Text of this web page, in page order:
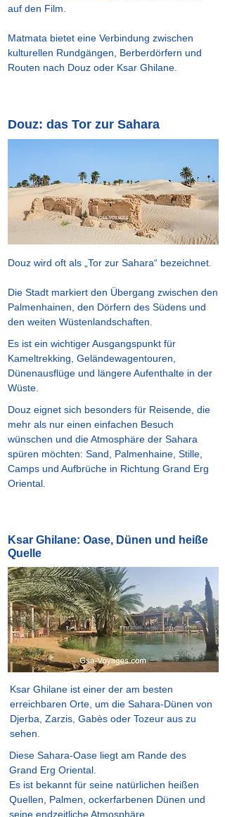
auf den Film.
Matmata bietet eine Verbindung zwischen
kulturellen Rundgängen, Berberdörfern und
Routen nach Douz oder Ksar Ghilane.
Douz: das Tor zur Sahara
Douz wird oft als „Tor zur Sahara“ bezeichnet.
Die Stadt markiert den Übergang zwischen den
Palmenhainen, den Dörfern des Südens und
den weiten Wüstenlandschaften.
Es ist ein wichtiger Ausgangspunkt für
Kameltrekking, Geländewagentouren,
Dünenausflüge und längere Aufenthalte in der
Wüste.
Douz eignet sich besonders für Reisende, die
mehr als nur einen einfachen Besuch
wünschen und die Atmosphäre der Sahara
spüren möchten: Sand, Palmenhaine, Stille,
Camps und Aufbrüche in Richtung Grand Erg
Oriental.
Ksar Ghilane: Oase, Dünen und heiße
Quelle
Ksar Ghilane ist einer der am besten
erreichbaren Orte, um die Sahara-Dünen von
Djerba, Zarzis, Gabès oder Tozeur aus zu
sehen.
Diese Sahara-Oase liegt am Rande des
Grand Erg Oriental.
Es ist bekannt für seine natürlichen heißen
Quellen, Palmen, ockerfarbenen Dünen und
seine endzeitliche Atmosphäre.